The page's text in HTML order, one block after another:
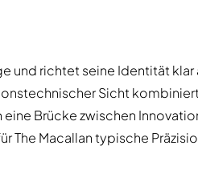
und richtet seine Identität klar
Sicht
eine Brücke zwischen
The Macallan typische